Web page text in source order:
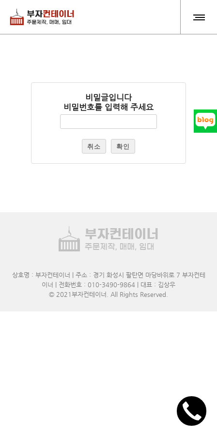
비밀글입니다
비밀번호를 입력해 주세요
취소 확인
상호명 : 부자컨테이너 | 주소 : 경기 화성시 팔탄면 마당바위로 7 부자컨테
이너 | 전화번호 : 010-3490-9864 | 대표 : 김상우
© 2021 부자컨테이너 . All Rights Reserved.